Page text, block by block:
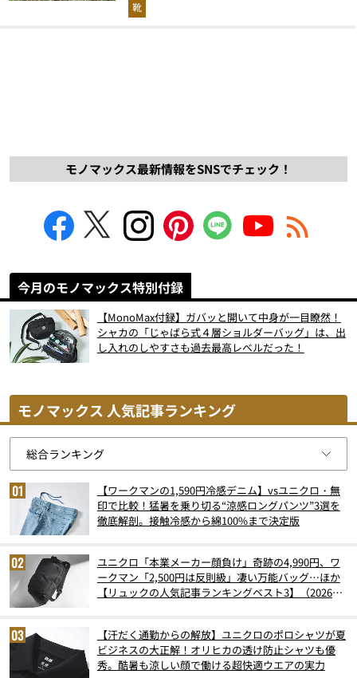
靴
モノマックス最新情報をSNSでチェック！
今月のモノマックス特別付録
【MonoMax付録】ガバッと開いて中身が一目瞭然！
シャカの「じゃばら式４層ショルダーバッグ」は、出
し入れのしやすさも過去最高レベルだった！
モノマックス 人気記事ランキング
【ワークマンの1,590円冷感デニム】vsユニクロ・無
印で比較！猛暑を乗り切る“涼感ロングパンツ”3選を
徹底解剖。接触冷感から綿100%まで決定版
ユニクロ「本業メーカー顔負け」奇跡の4,990円、ワ
ークマン「2,500円は反則級」凄い万能バッグ…ほか
【リュックの人気記事ランキングベスト3】（2026年
【汗だく通勤からの解放】ユニクロのポロシャツが夏
ビジネスの大正解！オリヒカの透け防止シャツも優
秀。酷暑も涼しい顔で働ける超快適ウエアの実力